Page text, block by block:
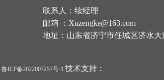
联系人：续经理
邮箱 ：Xuzengke@163.com
地址：山东省济宁市任城区济水
鲁ICP备2022007257号-1 技术支持：